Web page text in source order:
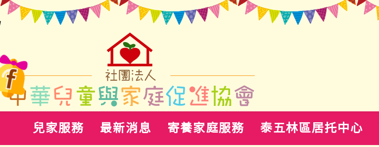
兒家服務 最新消息 寄養家庭服務 泰五林區居托中心